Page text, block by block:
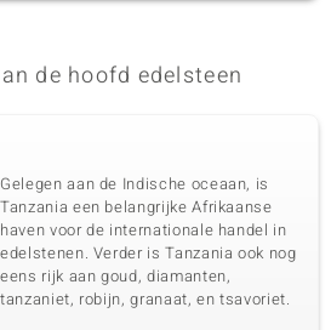
de hoofd edelsteen
Gelegen aan de Indische oceaan, is
Tanzania een belangrijke Afrikaanse
haven voor de internationale handel in
edelstenen. Verder is Tanzania ook nog
eens rijk aan goud, diamanten,
tanzaniet, robijn, granaat, en tsavoriet.